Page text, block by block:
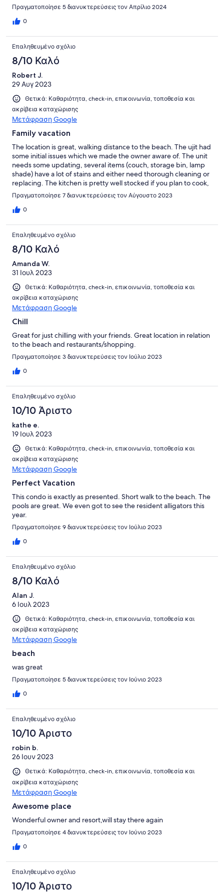
Πραγματοποίησε 5 διανυκτερεύσεις τον Απρίλιο 2024
0
Επαληθευμένο σχόλιο
8/10 Καλό
Robert J.
29 Αυγ 2023
Θετικά: Καθαριότητα, check-in, επικοινωνία, τοποθεσία και
ακρίβεια καταχώρισης
Μετάφραση Google
Family vacation
The location is great, walking distance to the beach. The ujit had
some initial issues which we made the owner aware of. The unit
needs some updating, several items (couch, storage bin, lamp
shade) have a lot of stains and either need thorough cleaning or
replacing. The kitchen is pretty well stocked if you plan to cook,
which we did. The location on the island seems to be good also,
close to the middle.
Πραγματοποίησε 7 διανυκτερεύσεις τον Αύγουστο 2023
0
Επαληθευμένο σχόλιο
8/10 Καλό
Amanda W.
31 Ιουλ 2023
Θετικά: Καθαριότητα, check-in, επικοινωνία, τοποθεσία και
ακρίβεια καταχώρισης
Μετάφραση Google
Chill
Great for just chilling with your friends. Great location in relation
to the beach and restaurants/shopping.
Πραγματοποίησε 3 διανυκτερεύσεις τον Ιούλιο 2023
0
Επαληθευμένο σχόλιο
10/10 Άριστο
kathe e.
19 Ιουλ 2023
Θετικά: Καθαριότητα, check-in, επικοινωνία, τοποθεσία και
ακρίβεια καταχώρισης
Μετάφραση Google
Perfect Vacation
This condo is exactly as presented. Short walk to the beach. The
pools are great. We even got to see the resident alligators this
year.
Πραγματοποίησε 9 διανυκτερεύσεις τον Ιούλιο 2023
0
Επαληθευμένο σχόλιο
8/10 Καλό
Alan J.
6 Ιουλ 2023
Θετικά: Καθαριότητα, check-in, επικοινωνία, τοποθεσία και
ακρίβεια καταχώρισης
Μετάφραση Google
beach
was great
Πραγματοποίησε 5 διανυκτερεύσεις τον Ιούνιο 2023
0
Επαληθευμένο σχόλιο
10/10 Άριστο
robin b.
26 Ιουν 2023
Θετικά: Καθαριότητα, check-in, επικοινωνία, τοποθεσία και
ακρίβεια καταχώρισης
Μετάφραση Google
Awesome place
Wonderful owner and resort,will stay there again
Πραγματοποίησε 4 διανυκτερεύσεις τον Ιούνιο 2023
0
Επαληθευμένο σχόλιο
10/10 Άριστο